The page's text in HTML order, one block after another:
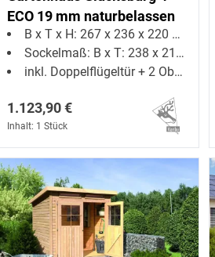
ECO 19 mm naturbelassen
B x T x H: 267 x 236 x 220 cm
Sockelmaß: B x T: 238 x 213 cm
inkl. Doppelflügeltür + 2 Oberlichter
1.123,90 €
Inhalt: 1 Stück